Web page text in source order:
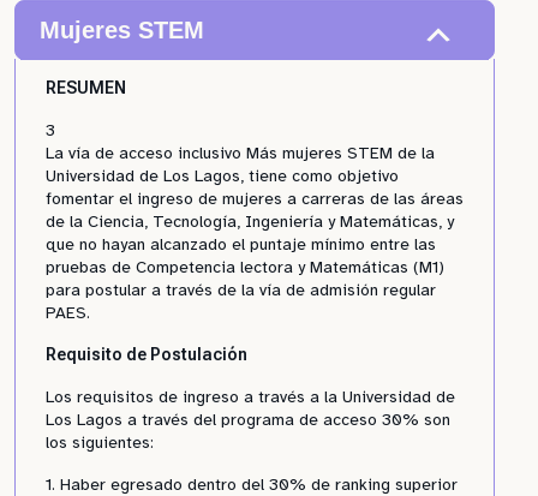
Mujeres STEM
RESUMEN
3
La vía de acceso inclusivo Más mujeres STEM de la
Universidad de Los Lagos, tiene como objetivo
fomentar el ingreso de mujeres a carreras de las áreas
de la Ciencia, Tecnología, Ingeniería y Matemáticas, y
que no hayan alcanzado el puntaje mínimo entre las
pruebas de Competencia lectora y Matemáticas (M1)
para postular a través de la vía de admisión regular
PAES.
Requisito de Postulación
Los requisitos de ingreso a través a la Universidad de
Los Lagos a través del programa de acceso 30% son
los siguientes:
1. Haber egresado dentro del 30% de ranking superior